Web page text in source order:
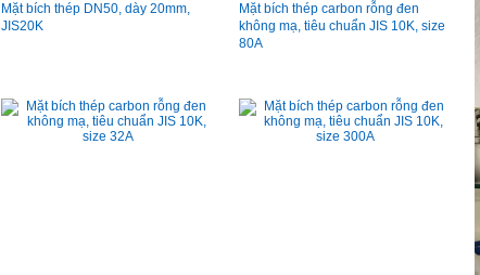
Mặt bích thép DN50, dày 20mm,
JIS20K
Mặt bích thép carbon rỗng đen
không mạ, tiêu chuẩn JIS 10K, size
80A